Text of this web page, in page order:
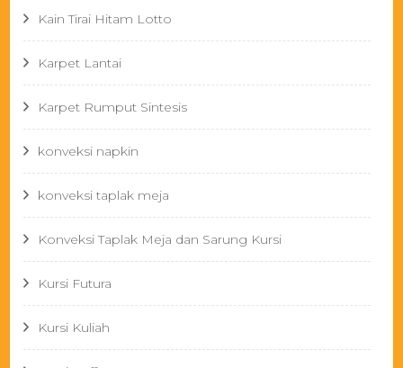
Kain Tirai Hitam Lotto
Karpet Lantai
Karpet Rumput Sintesis
konveksi napkin
konveksi taplak meja
Konveksi Taplak Meja dan Sarung Kursi
Kursi Futura
Kursi Kuliah